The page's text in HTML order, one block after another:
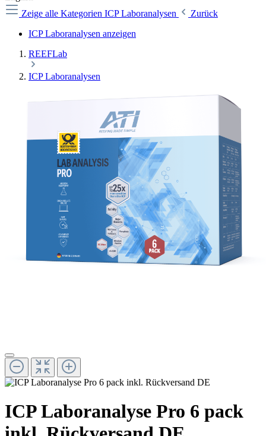
Zeige alle Kategorien ICP Laboranalysen
Zurück
ICP Laboranalysen anzeigen
REEFLab
ICP Laboranalysen
ICP Laboranalyse Pro 6 pack